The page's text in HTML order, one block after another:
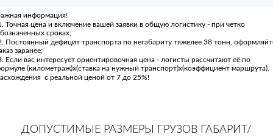
информация!
Точная цена и включение вашей заявки в общую логистику - при четко
сроках;
Постоянный дефицит транспорта по негабариту тяжелее 38 тонн,
заранее;
Если вас интересует ориентировочная цена - логисты рассчитают её по
(километраж)х(ставка на нужный транспорт)х(коэффициент маршрута).
с реальной ценой от 7 до 25%!
ДОПУСТИМЫЕ РАЗМЕРЫ ГРУЗОВ ГАБАРИТ/